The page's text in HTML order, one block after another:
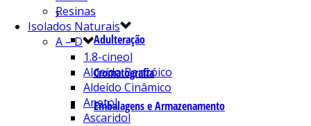
Adulteração
Cromatografia
Embalagens e Armazenamento
Resinas
Isolados Naturais
A – D
1.8-cineol
Aldeído Benzóico
Aldeído Cinâmico
Anetol
Ascaridol